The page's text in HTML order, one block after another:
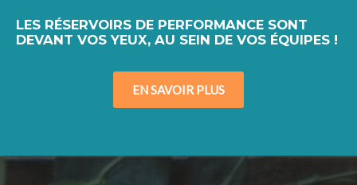
LES RÉSERVOIRS DE PERFORMANCE SONT
DEVANT VOS YEUX, AU SEIN DE VOS ÉQUIPES !
EN SAVOIR PLUS